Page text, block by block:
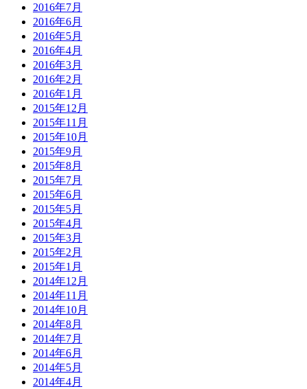
2016年7月
2016年6月
2016年5月
2016年4月
2016年3月
2016年2月
2016年1月
2015年12月
2015年11月
2015年10月
2015年9月
2015年8月
2015年7月
2015年6月
2015年5月
2015年4月
2015年3月
2015年2月
2015年1月
2014年12月
2014年11月
2014年10月
2014年8月
2014年7月
2014年6月
2014年5月
2014年4月